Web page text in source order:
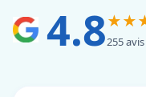
4.8255